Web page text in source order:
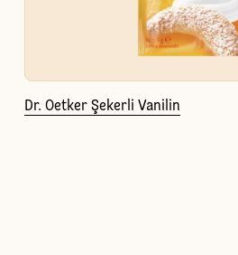
Dr. Oetker Şekerli Vanilin